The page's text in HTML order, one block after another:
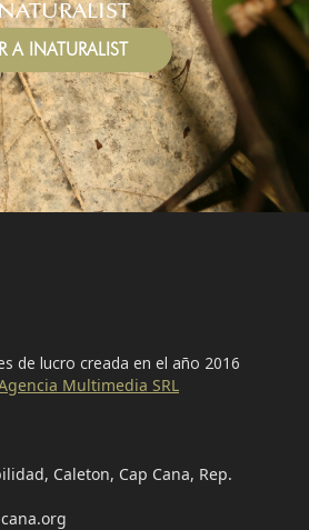
A INATURALIST
de lucro creada en el año 2016
Multimedia SRL
Caleton, Cap Cana, Rep.